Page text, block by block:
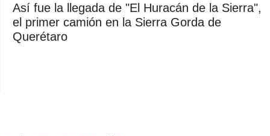
Así fue la llegada de "El Huracán de la Sierra",
el primer camión en la Sierra Gorda de
Querétaro